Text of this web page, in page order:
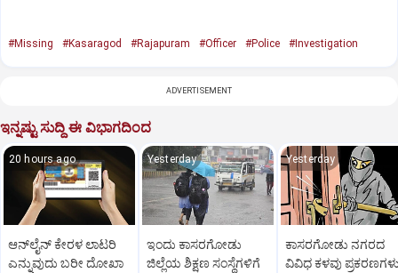
#Missing #Kasaragod #Rajapuram #Officer #Police #Investigation
ADVERTISEMENT
ಇನ್ನಷ್ಟು ಸುದ್ದಿ ಈ ವಿಭಾಗದಿಂದ
20 hours ago
ಆನ್‌ಲೈನ್‌ ಕೇರಳ ಲಾಟರಿ
ಎನ್ನುವುದು ಬರೀ ದೋಖಾ
Yesterday
ಇಂದು ಕಾಸರಗೋಡು
ಜಿಲ್ಲೆಯ ಶಿಕ್ಷಣ ಸಂಸ್ಥೆಗಳಿಗೆ
Yesterday
ಕಾಸರಗೋಡು ನಗರದ
ವಿವಿಧ ಕಳವು